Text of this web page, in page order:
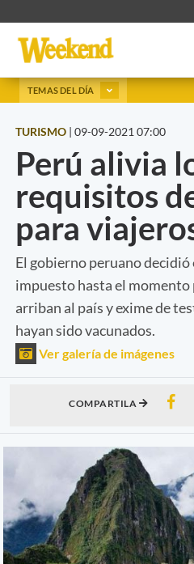
TEMAS DEL DÍA
TURISMO | 09-09-2021 07:00
Perú alivia
requisitos
para
El gobierno peruano
impuesto hasta el momento
arriban al país y exime de
hayan sido vacunados.
Ver galería de imágenes
COMPARTILA